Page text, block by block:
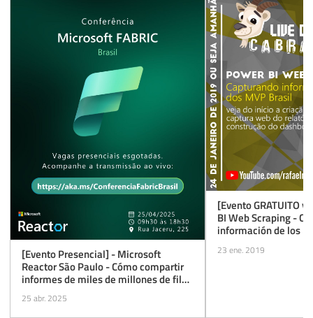
[Evento Presencial] - Microsoft
Reactor São Paulo - Cómo compartir
informes de miles de millones de filas
con miles de personas y a bajo costo
25 abr. 2025
[Evento GRATUITO
BI Web Scraping -
información de los
23 ene. 2019